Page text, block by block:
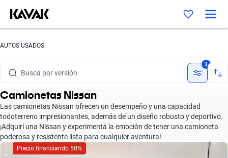
AUTOS USADOS
Buscá por marca
Buscá por versión
Buscá por año
Buscá por marca
Buscá por modelo
3
Camionetas Nissan
Las camionetas Nissan ofrecen un desempeño y una capacidad
todoterreno impresionantes, además de un diseño robusto y deportivo.
¡Adquirí una Nissan y experimentá la emoción de tener una camioneta
poderosa y resistente lista para cualquier aventura!
Precio financiando 50%